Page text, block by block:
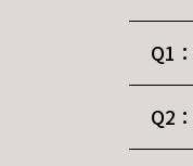
Q1：
Q2：